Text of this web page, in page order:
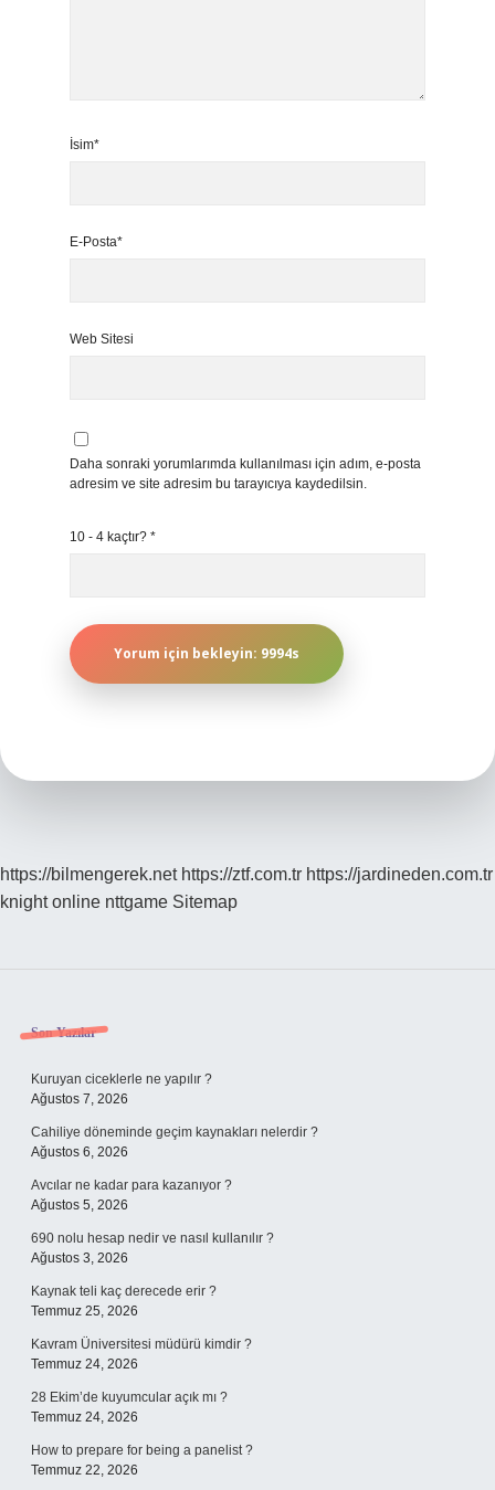
İsim*
E-Posta*
Web Sitesi
Daha sonraki yorumlarımda kullanılması için adım, e-posta
adresim ve site adresim bu tarayıcıya kaydedilsin.
10 - 4 kaçtır? *
https://bilmengerek.net https://ztf.com.tr https://jardineden.com.tr
knight online nttgame Sitemap
Sidebar
Son Yazılar
Kuruyan ciceklerle ne yapılır ?
Ağustos 7, 2026
Cahiliye döneminde geçim kaynakları nelerdir ?
Ağustos 6, 2026
Avcılar ne kadar para kazanıyor ?
Ağustos 5, 2026
690 nolu hesap nedir ve nasıl kullanılır ?
Ağustos 3, 2026
Kaynak teli kaç derecede erir ?
Temmuz 25, 2026
Kavram Üniversitesi müdürü kimdir ?
Temmuz 24, 2026
28 Ekim’de kuyumcular açık mı ?
Temmuz 24, 2026
How to prepare for being a panelist ?
Temmuz 22, 2026